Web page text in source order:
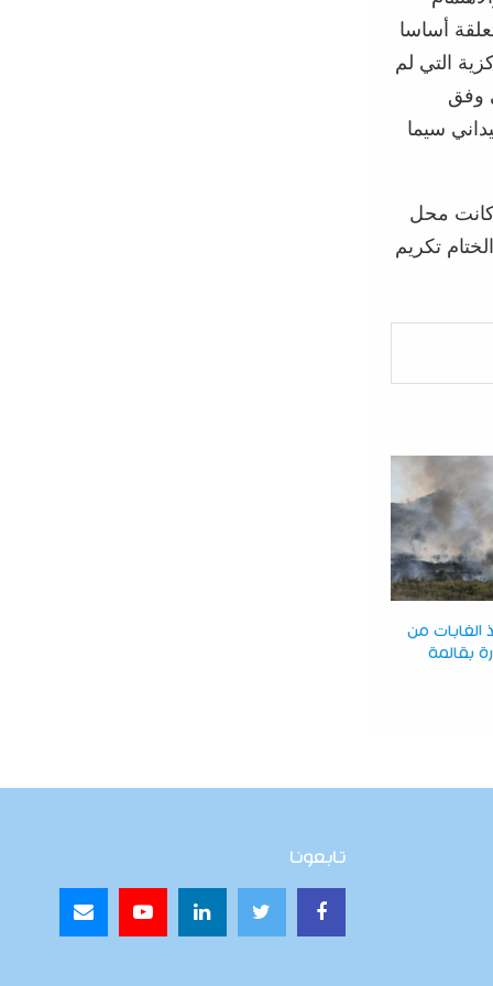
أساسا
التي لم
وفق
سيما
كانت محل
تكريم
الغابات من
بقالمة
تابعونا